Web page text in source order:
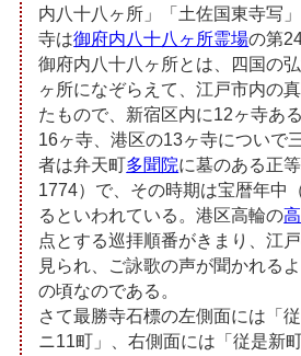
内八十八ヶ所」「土佐国東寺写
寺は御府内八十八ヶ所霊場の第
御府内八十八ヶ所とは、四国の
ヶ所になぞらえて、江戸市内の
たもので、新宿区内に12ヶ寺あ
16ヶ寺、港区の13ヶ寺についで
者は弁天町多聞院に墓のある正
1774）で、その時期は宝暦年中
るといわれている。港区高輪の
点とする巡拝順番がきまり、江
見られ、ご詠歌の声が聞かれる
の頃なのである。
さて最勝寺石標の左側面には「
ニ11町」、右側面には「従是新